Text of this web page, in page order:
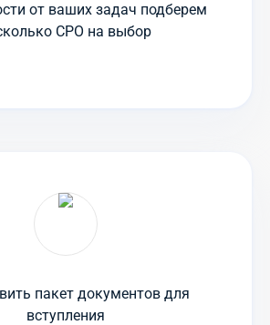
от ваших задач подберем
СРО на выбор
пакет документов для
вступления